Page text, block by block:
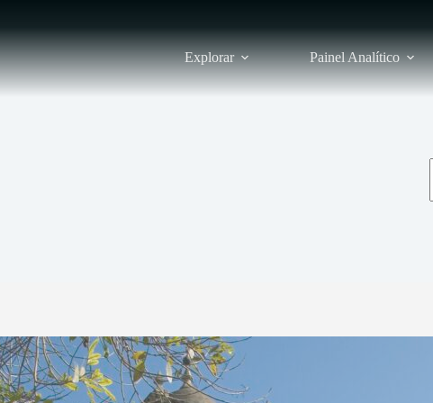
Explorar Painel Analítico